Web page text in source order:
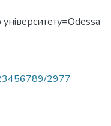
2977